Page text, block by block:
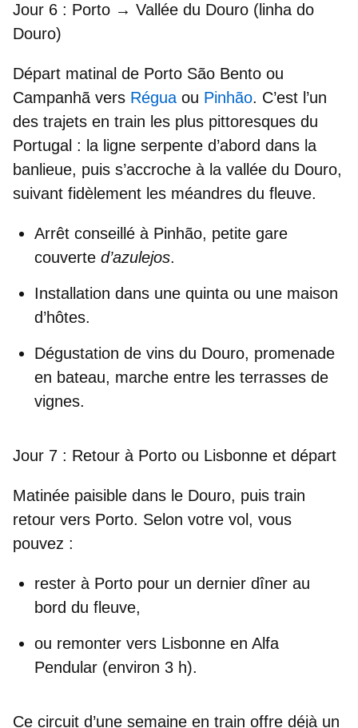
Jour 6 : Porto → Vallée du Douro (linha do
Douro)
Départ matinal de Porto São Bento ou
Campanhã vers Régua ou Pinhão. C’est l’un
des trajets en train les plus pittoresques du
Portugal : la ligne serpente d’abord dans la
banlieue, puis s’accroche à la vallée du Douro,
suivant fidèlement les méandres du fleuve.
Arrêt conseillé à Pinhão, petite gare
couverte d’azulejos.
Installation dans une quinta ou une maison
d’hôtes.
Dégustation de vins du Douro, promenade
en bateau, marche entre les terrasses de
vignes.
Jour 7 : Retour à Porto ou Lisbonne et départ
Matinée paisible dans le Douro, puis train
retour vers Porto. Selon votre vol, vous
pouvez :
rester à Porto pour un dernier dîner au
bord du fleuve,
ou remonter vers Lisbonne en Alfa
Pendular (environ 3 h).
Ce circuit d’une semaine en train offre déjà un